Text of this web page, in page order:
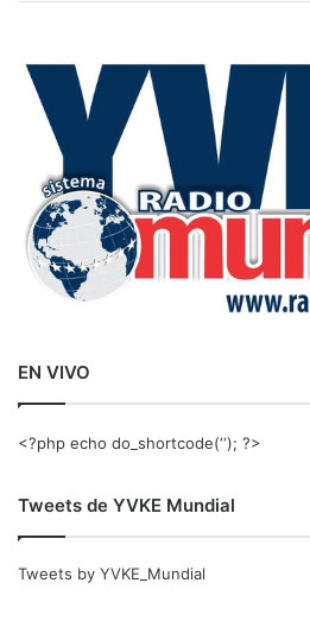
EN VIVO
<?php echo do_shortcode(‘‘); ?>
Tweets de YVKE Mundial
Tweets by YVKE_Mundial